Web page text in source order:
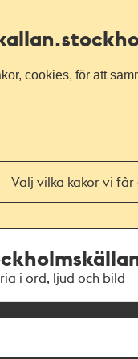
cookies, för att
Välj vilka kakor vi får
i ord, ljud och bild